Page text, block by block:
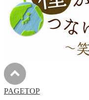
PAGETOP